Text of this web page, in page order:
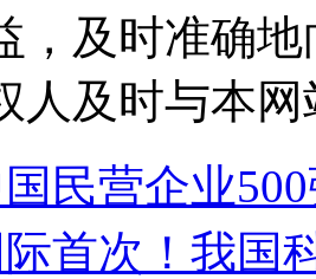
，及时准确
人及时与本
民营企业
际首次！我国